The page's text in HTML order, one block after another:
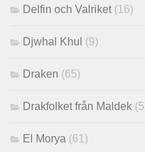
Delfin och Valriket (16)
Djwhal Khul (9)
Draken (65)
Drakfolket från Maldek
El Morya (61)